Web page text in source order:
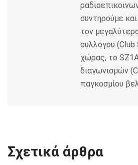
συντηρούμε
τον
συλλόγου
χώρας, το
διαγωνισμών
παγκοσμίου
Σχετικά άρθρα